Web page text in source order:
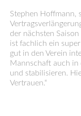
Stephen Hoffmann,
der nächsten
ist fachlich ein
gut in den Verein
Mannschaft auch in
und stabilisieren.
Vertrauen.“